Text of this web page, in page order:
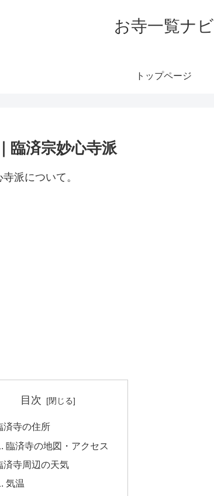
お寺一覧ナビ
トップページ
臨済宗妙心寺派
派について。
目次
済寺の住所
臨済寺の地図・アクセス
済寺周辺の天気
気温